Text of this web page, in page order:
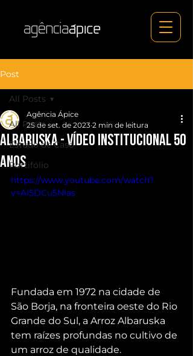
Post
All Posts
Estudo de Caso
Portifólio
All Posts
Albaruska - Vídeo Institucional 50
anos
Agência Ápice
25 de set. de 2023 2 min de leitura
https://www.youtube.com/watch?
v=AI5DCu5Nlas
Fundada em 1972 na cidade de
São Borja, na fronteira oeste do Rio
Grande do Sul, a Arroz Albaruska
tem raízes profundas no cultivo de
um arroz de qualidade.